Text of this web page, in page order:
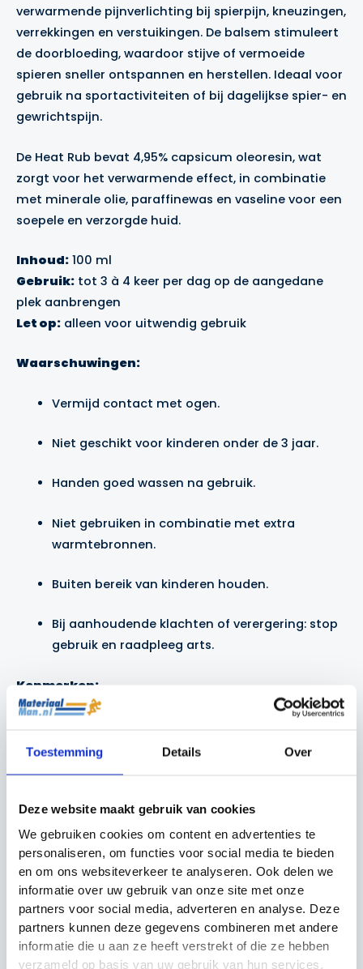
Toestemming Details Over
Deze website maakt gebruik van cookies
We gebruiken cookies om content en advertenties te
personaliseren, om functies voor social media te bieden
en om ons websiteverkeer te analyseren. Ook delen we
informatie over uw gebruik van onze site met onze
partners voor social media, adverteren en analyse. Deze
partners kunnen deze gegevens combineren met andere
informatie die u aan ze heeft verstrekt of die ze hebben
verzameld op basis van uw gebruik van hun services.
verwarmende pijnverlichting bij spierpijn, kneuzingen,
verrekkingen en verstuikingen. De balsem stimuleert
de doorbloeding, waardoor stijve of vermoeide
spieren sneller ontspannen en herstellen. Ideaal voor
gebruik na sportactiviteiten of bij dagelijkse spier- en
gewrichtspijn.
De Heat Rub bevat 4,95% capsicum oleoresin, wat
zorgt voor het verwarmende effect, in combinatie
met minerale olie, paraffinewas en vaseline voor een
soepele en verzorgde huid.
Inhoud: 100 ml
Gebruik: tot 3 à 4 keer per dag op de aangedane
plek aanbrengen
Let op: alleen voor uitwendig gebruik
Waarschuwingen:
Vermijd contact met ogen.
Niet geschikt voor kinderen onder de 3 jaar.
Handen goed wassen na gebruik.
Niet gebruiken in combinatie met extra
warmtebronnen.
Buiten bereik van kinderen houden.
Bij aanhoudende klachten of verergering: stop
gebruik en raadpleeg arts.
Kenmerken:
gewrichtspijn
Bevat natuurlijke capsicum-extracten
Handige tube van 100 ml, ideaal voor sporters
Gerelateerde producten